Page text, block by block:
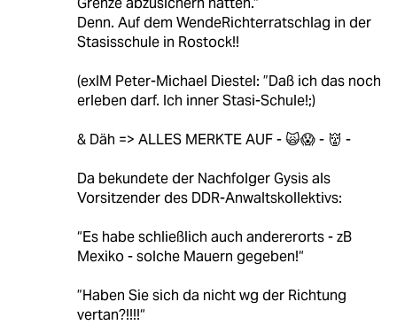
Denn. Auf dem WendeRichterratschlag in der
Stasisschule in Rostock!!
(exIM Peter-Michael Diestel: ”Daß ich das noch
erleben darf. Ich inner Stasi-Schule!;)
& Däh => ALLES MERKTE AUF - 🙀😱 - 👹 -
Da bekundete der Nachfolger Gysis als
Vorsitzender des DDR-Anwaltskollektivs:
“Es habe schließlich auch andererorts - zB
Mexiko - solche Mauern gegeben!“
”Haben Sie sich da nicht wg der Richtung
vertan?!!!!“